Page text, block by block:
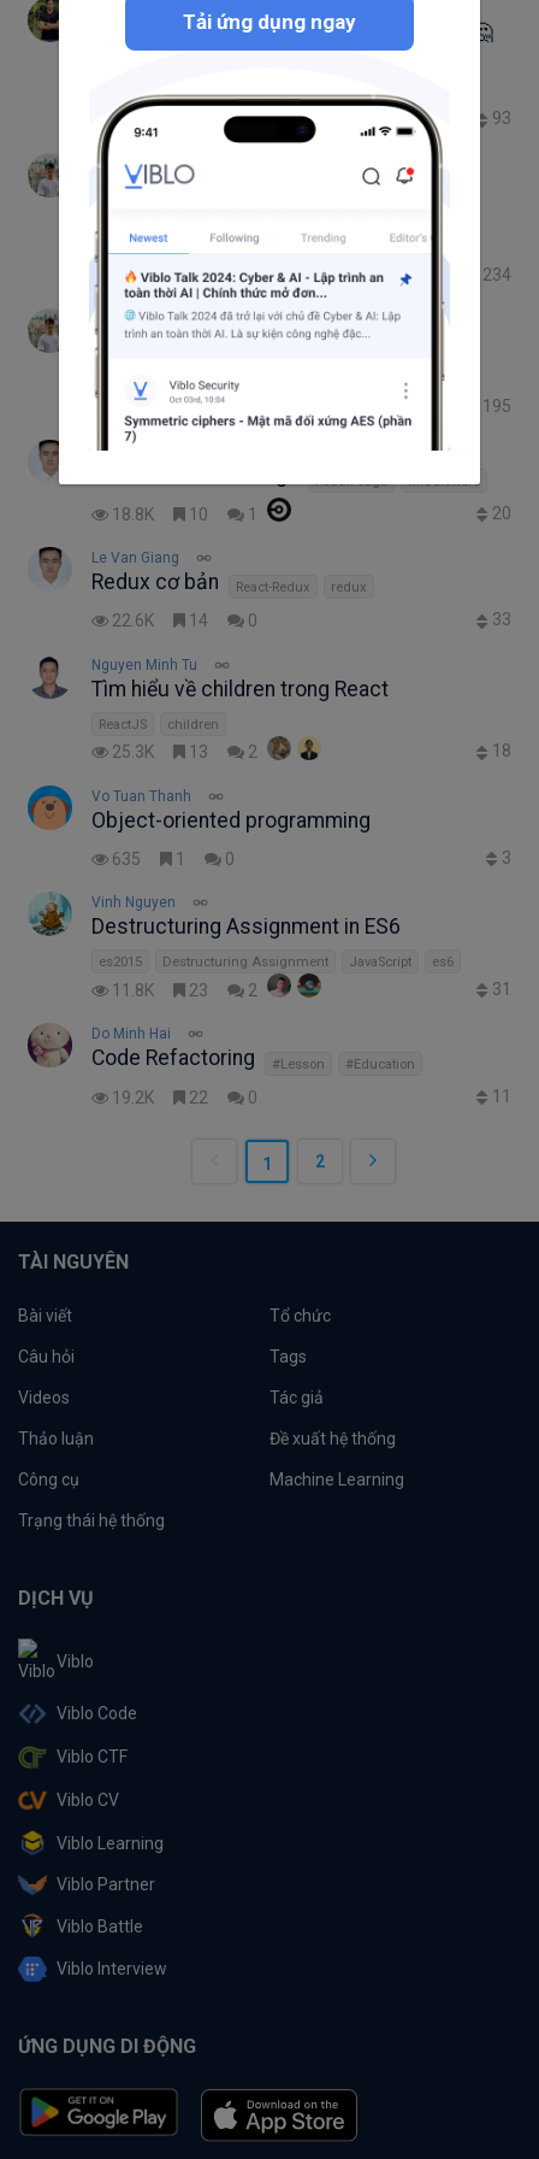
Khánh Ney
NodeJS có thực sự nhanh như bạn nghĩ? 🤔
Off-Loading
NodeJS Architecture
7.1K 14 +5 93
Mai Trung Đức
Con đường mình trở thành Software
Developer Story
15.7K 84 100 234
Mai Trung Đức
Nhập môn CICD với Gitlab
CI/CD Docker Gitlab CI
61.4K 111 195
Le Van Giang
Redux-saga Middleware
18.8K 10 1 20
Le Van Giang
Redux cơ bản React-Redux redux
22.6K 14 0 33
Nguyen Minh Tu
Tìm hiểu về children trong React
ReactJS children
25.3K 13 2 18
Vo Tuan Thanh
Object-oriented programming
635 1 0 3
Vinh Nguyen
Destructuring Assignment in ES6
es2015 Destructuring Assignment JavaScript es6
11.8K 23 2 31
Do Minh Hai
Code Refactoring #Lesson #Education
19.2K 22 0 11
1 2
TÀI NGUYÊN
Bài viết Tổ chức
Câu hỏi Tags
Videos Tác giả
Thảo luận Đề xuất hệ thống
Công cụ Machine Learning
Trạng thái hệ thống
DỊCH VỤ
Viblo
Viblo Code
Viblo CTF
Viblo CV
Viblo Learning
Viblo Partner
Viblo Battle
Viblo Interview
ỨNG DỤNG DI ĐỘNG
Tải ứng dụng ngay